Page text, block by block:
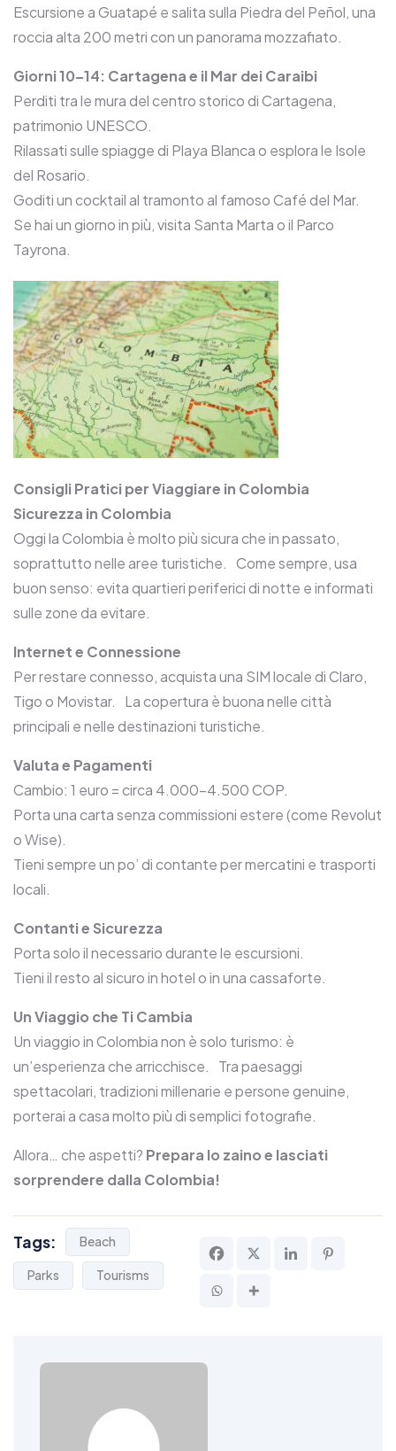
Escursione a Guatapé e salita sulla Piedra del Peñol, una
roccia alta 200 metri con un panorama mozzafiato.
Giorni 10–14: Cartagena e il Mar dei Caraibi
Perditi tra le mura del centro storico di Cartagena,
patrimonio UNESCO.
Rilassati sulle spiagge di Playa Blanca o esplora le Isole
del Rosario.
Goditi un cocktail al tramonto al famoso Café del Mar.
Se hai un giorno in più, visita Santa Marta o il Parco
Tayrona.
Consigli Pratici per Viaggiare in Colombia
Sicurezza in Colombia
Oggi la Colombia è molto più sicura che in passato,
soprattutto nelle aree turistiche. Come sempre, usa
buon senso: evita quartieri periferici di notte e informati
sulle zone da evitare.
Internet e Connessione
Per restare connesso, acquista una SIM locale di Claro,
Tigo o Movistar. La copertura è buona nelle città
principali e nelle destinazioni turistiche.
Valuta e Pagamenti
Cambio: 1 euro = circa 4.000–4.500 COP.
Porta una carta senza commissioni estere (come Revolut
o Wise).
Tieni sempre un po’ di contante per mercatini e trasporti
locali.
Contanti e Sicurezza
Porta solo il necessario durante le escursioni.
Tieni il resto al sicuro in hotel o in una cassaforte.
Un Viaggio che Ti Cambia
Un viaggio in Colombia non è solo turismo: è
un’esperienza che arricchisce. Tra paesaggi
spettacolari, tradizioni millenarie e persone genuine,
porterai a casa molto più di semplici fotografie.
Allora… che aspetti? Prepara lo zaino e lasciati
sorprendere dalla Colombia!
Tags: Beach
Parks Tourisms